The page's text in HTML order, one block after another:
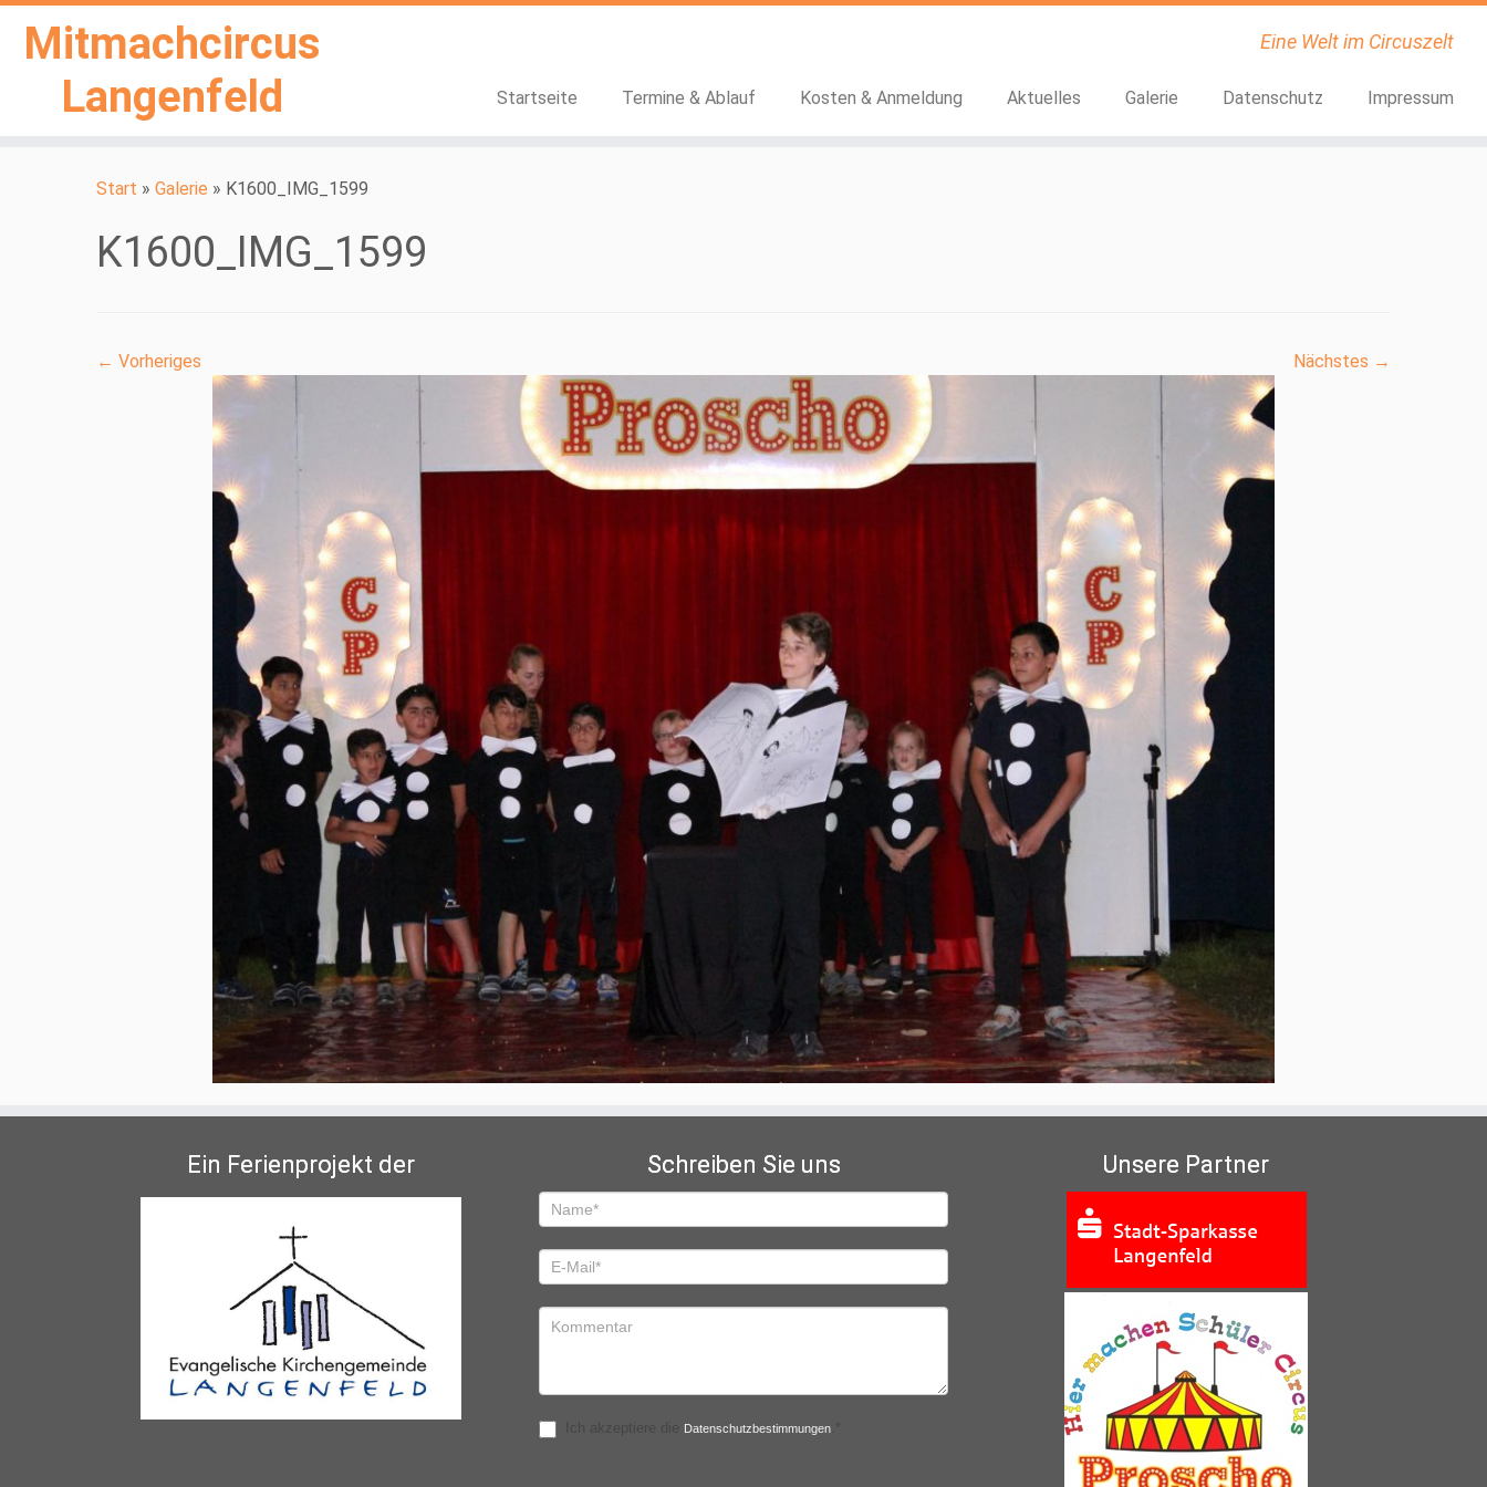
Mitmachcircus
Langenfeld
Eine Welt im Circuszelt
Startseite Termine & Ablauf Kosten & Anmeldung Aktuelles Galerie Datenschutz Impressum
Start » Galerie » K1600_IMG_1599
K1600_IMG_1599
← Vorheriges Nächstes →
Ein Ferienprojekt der Schreiben Sie uns
Schreiben
Sie
uns
Datenschutzbestimmungen
Unsere Partner